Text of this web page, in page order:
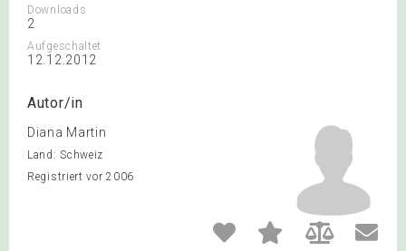
Downloads
2
Aufgeschaltet
12.12.2012
Autor/in
Diana Martin
Land: Schweiz
Registriert vor 2006